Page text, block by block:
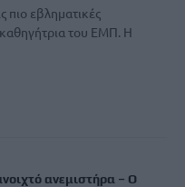
πιο εβληματικές
του ΕΜΠ. Η
ανεμιστήρα – Ο